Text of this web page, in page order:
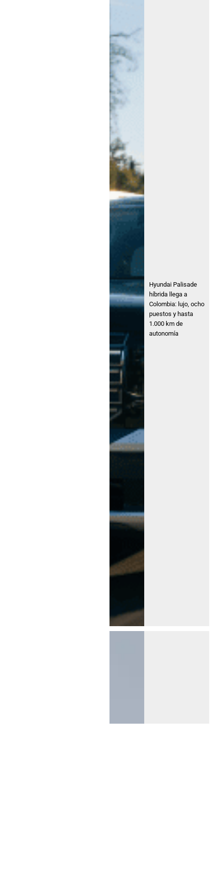
Hyundai Palisade
híbrida llega a
Colombia: lujo, ocho
puestos y hasta
1.000 km de
autonomía